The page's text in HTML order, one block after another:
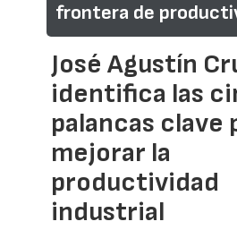
frontera de
José Agustín
identifica las
palancas clave
mejorar la
productividad
industrial